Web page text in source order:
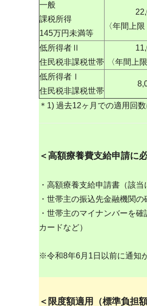
一般
課税所得
145万円未満等
〈年間上
低所得者Ⅱ
住民税非課税世帯
〈年間上
低所得者Ⅰ
住民税非課税世帯
＊1) 過去12ヶ月での適用回数
＜高額療養費支給申請に
・高額療養支給申請書（該
・世帯主の振込先金融機関
・世帯主のマイナンバーを
カードなど）
※令和8年6月1日以前に通知
＜限度額適用（標準負担